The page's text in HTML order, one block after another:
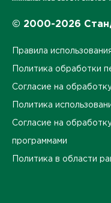
© 2000-2026
Правила
Политика обработки
Согласие на
Политика
Согласие на
программами
Политика в области